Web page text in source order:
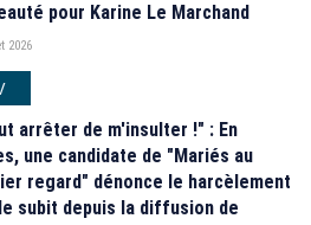
pour Karine Le Marchand
2026
arrêter de m'insulter !" : En
une candidate de "Mariés au
regard" dénonce le harcèlement
subit depuis la diffusion de